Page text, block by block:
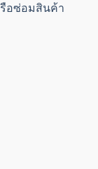
อซ่อมสินค้า